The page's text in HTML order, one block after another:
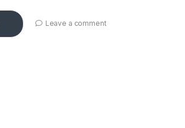
Leave a comment